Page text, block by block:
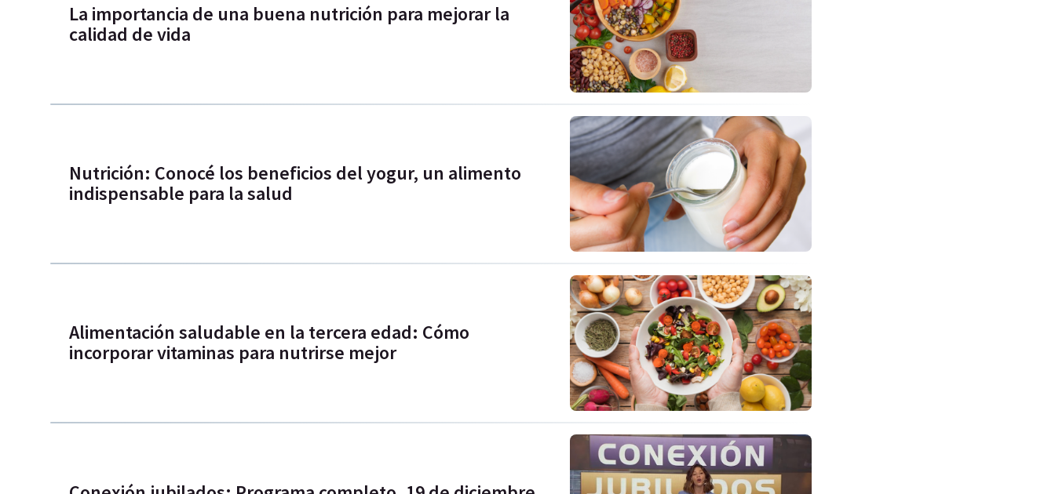
La importancia de una buena nutrición para mejorar la
calidad de vida
Nutrición: Conocé los beneficios del yogur, un alimento
indispensable para la salud
Alimentación saludable en la tercera edad: Cómo
incorporar vitaminas para nutrirse mejor